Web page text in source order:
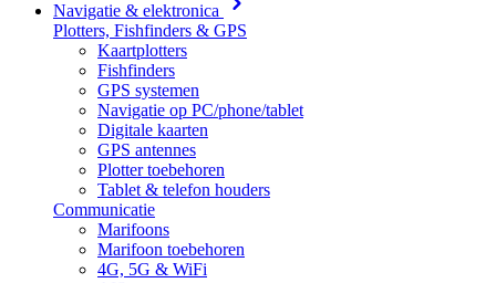
Navigatie & elektronica
Plotters, Fishfinders & GPS
Kaartplotters
Fishfinders
GPS systemen
Navigatie op PC/phone/tablet
Digitale kaarten
GPS antennes
Plotter toebehoren
Tablet & telefon houders
Communicatie
Marifoons
Marifoon toebehoren
4G, 5G & WiFi